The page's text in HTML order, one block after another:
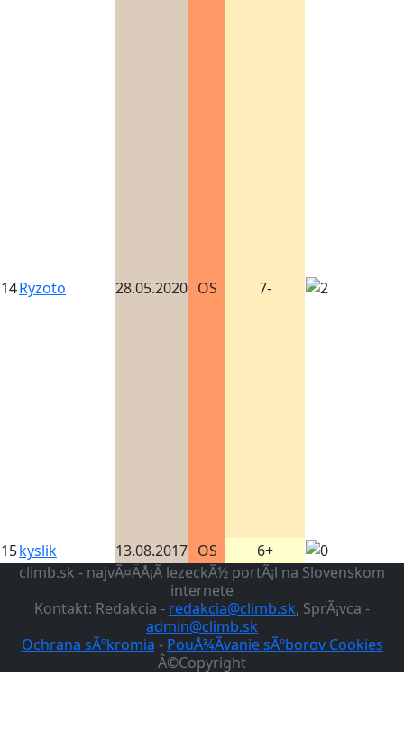
14Ryzoto 28.05.2020 OS 7-
15kyslik 13.08.2017 OS
6+
climb.sk - najvÃ¤ÄÅ¡Ã­ lezeckÃ½ portÃ¡l na Slovenskom
internete
Kontakt: Redakcia - redakcia@climb.sk, SprÃ¡vca -
admin@climb.sk
Ochrana sÃºkromia - PouÅ¾Ã­vanie sÃºborov Cookies
Â©Copyright